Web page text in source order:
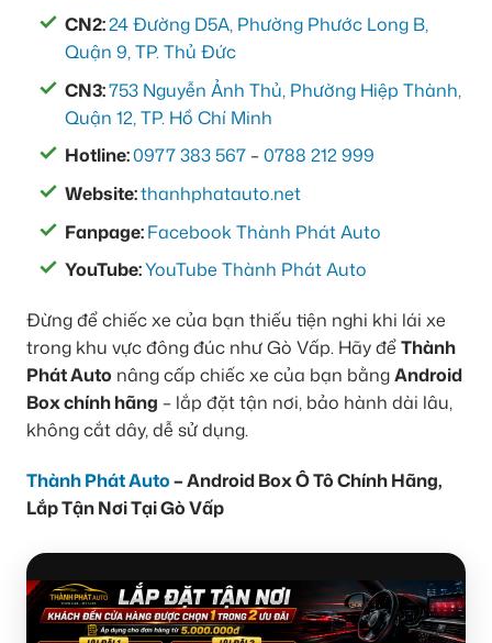
CN2:24 Đường D5A, Phường Phước Long B,
Quận 9, TP. Thủ Đức
CN3:753 Nguyễn Ảnh Thủ, Phường Hiệp Thành,
Quận 12, TP. Hồ Chí Minh
Hotline:0977 383 567 –0788 212 999
Website:thanhphatauto.net
Fanpage:Facebook Thành Phát Auto
YouTube:YouTube Thành Phát Auto
Đừng để chiếc xe của bạn thiếu tiện nghi khi lái xe
trong khu vực đông đúc như Gò Vấp. Hãy đểThành
Phát Auto nâng cấp chiếc xe của bạn bằngAndroid
Box chính hãng – lắp đặt tận nơi, bảo hành dài lâu,
không cắt dây, dễ sử dụng.
Thành Phát Auto– Android Box Ô Tô Chính Hãng,
Lắp Tận Nơi Tại Gò Vấp